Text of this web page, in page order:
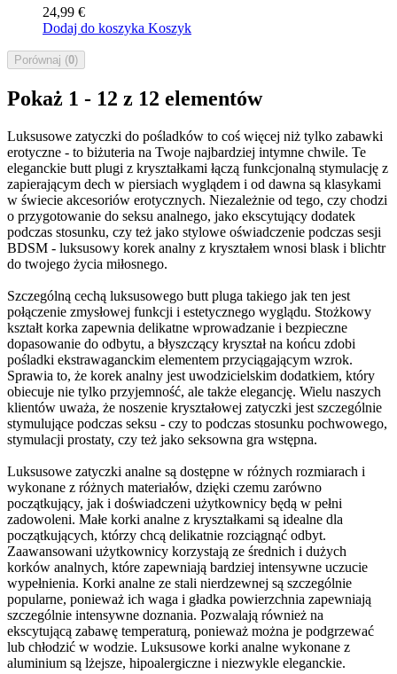
24,99 €
Dodaj do koszyka Koszyk
Porównaj (0)
Pokaż 1 - 12 z 12 elementów
Luksusowe zatyczki do pośladków to coś więcej niż tylko zabawki
erotyczne - to biżuteria na Twoje najbardziej intymne chwile. Te
eleganckie butt plugi z kryształkami łączą funkcjonalną stymulację z
zapierającym dech w piersiach wyglądem i od dawna są klasykami
w świecie akcesoriów erotycznych. Niezależnie od tego, czy chodzi
o przygotowanie do seksu analnego, jako ekscytujący dodatek
podczas stosunku, czy też jako stylowe oświadczenie podczas sesji
BDSM - luksusowy korek analny z kryształem wnosi blask i blichtr
do twojego życia miłosnego.
Szczególną cechą luksusowego butt pluga takiego jak ten jest
połączenie zmysłowej funkcji i estetycznego wyglądu. Stożkowy
kształt korka zapewnia delikatne wprowadzanie i bezpieczne
dopasowanie do odbytu, a błyszczący kryształ na końcu zdobi
pośladki ekstrawaganckim elementem przyciągającym wzrok.
Sprawia to, że korek analny jest uwodzicielskim dodatkiem, który
obiecuje nie tylko przyjemność, ale także elegancję. Wielu naszych
klientów uważa, że noszenie kryształowej zatyczki jest szczególnie
stymulujące podczas seksu - czy to podczas stosunku pochwowego,
stymulacji prostaty, czy też jako seksowna gra wstępna.
Luksusowe zatyczki analne są dostępne w różnych rozmiarach i
wykonane z różnych materiałów, dzięki czemu zarówno
początkujący, jak i doświadczeni użytkownicy będą w pełni
zadowoleni. Małe korki analne z kryształkami są idealne dla
początkujących, którzy chcą delikatnie rozciągnąć odbyt.
Zaawansowani użytkownicy korzystają ze średnich i dużych
korków analnych, które zapewniają bardziej intensywne uczucie
wypełnienia. Korki analne ze stali nierdzewnej są szczególnie
popularne, ponieważ ich waga i gładka powierzchnia zapewniają
szczególnie intensywne doznania. Pozwalają również na
ekscytującą zabawę temperaturą, ponieważ można je podgrzewać
lub chłodzić w wodzie. Luksusowe korki analne wykonane z
aluminium są lżejsze, hipoalergiczne i niezwykle eleganckie.